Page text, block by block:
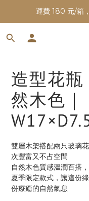
運費 180 元/箱
造型花
然木色｜
雙層木架搭配兩只玻璃
次豐富又不占空間
自然木色質感溫潤百搭
夏季限定款式，讓這份
份療癒的自然氣息